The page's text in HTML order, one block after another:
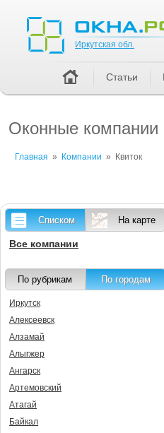
Оконные компании
Главная » Компании » Квиток
Списком На карте
Все компании
По рубрикам По городам
Иркутск
Алексеевск
Алзамай
Алыгжер
Ангарск
Артемовский
Атагай
Байкал
Иркутская обл.
Статьи